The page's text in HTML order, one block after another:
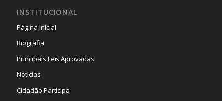
INSTITUCIONAL
Página Inicial
Biografia
Principais Leis Aprovadas
Notícias
Cidadão Participa